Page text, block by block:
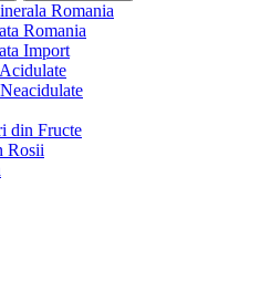
Romania
Romania
Import
din Fructe
Rosii